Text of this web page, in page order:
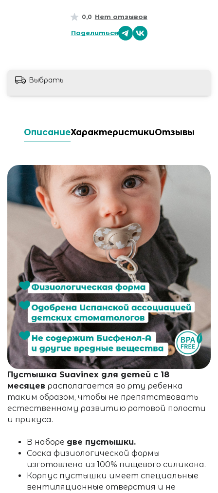
0,0 Нет отзывов
Поделиться
Выбрать
ОписаниеХарактеристикиОтзывы
Пустышка Suavinex для детей с 18
месяцев располагается во рту ребенка
таким образом, чтобы не препятствовать
естественному развитию ротовой полости
и прикуса.
В наборе две пустышки.
Соска физиологической формы
изготовлена из 100% пищевого силикона.
Корпус пустышки имеет специальные
вентиляционные отверстия и не